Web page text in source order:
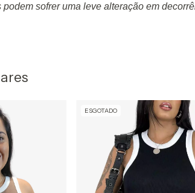
sofrer uma leve alteração em
ESGOTADO